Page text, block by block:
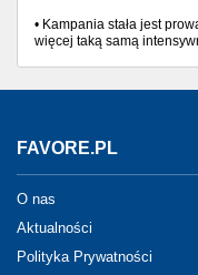
• Kampania stała jest
więcej taką samą
FAVORE.PL
O nas
Aktualności
Polityka Prywatności